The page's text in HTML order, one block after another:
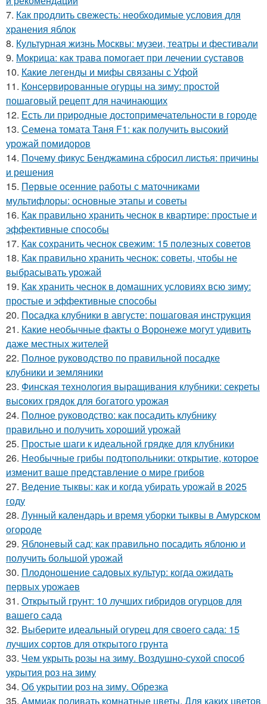
7. Как продлить свежесть: необходимые условия для
хранения яблок
8. Культурная жизнь Москвы: музеи, театры и фестивали
9. Мокрица: как трава помогает при лечении суставов
10. Какие легенды и мифы связаны с Уфой
11. Консервированные огурцы на зиму: простой
пошаговый рецепт для начинающих
12. Есть ли природные достопримечательности в городе
13. Семена томата Таня F1: как получить высокий
урожай помидоров
14. Почему фикус Бенджамина сбросил листья: причины
и решения
15. Первые осенние работы с маточниками
мультифлоры: основные этапы и советы
16. Как правильно хранить чеснок в квартире: простые и
эффективные способы
17. Как сохранить чеснок свежим: 15 полезных советов
18. Как правильно хранить чеснок: советы, чтобы не
выбрасывать урожай
19. Как хранить чеснок в домашних условиях всю зиму:
простые и эффективные способы
20. Посадка клубники в августе: пошаговая инструкция
21. Какие необычные факты о Воронеже могут удивить
даже местных жителей
22. Полное руководство по правильной посадке
клубники и земляники
23. Финская технология выращивания клубники: секреты
высоких грядок для богатого урожая
24. Полное руководство: как посадить клубнику
правильно и получить хороший урожай
25. Простые шаги к идеальной грядке для клубники
26. Необычные грибы подтопольники: открытие, которое
изменит ваше представление о мире грибов
27. Ведение тыквы: как и когда убирать урожай в 2025
году
28. Лунный календарь и время уборки тыквы в Амурском
огороде
29. Яблоневый сад: как правильно посадить яблоню и
получить большой урожай
30. Плодоношение садовых культур: когда ожидать
первых урожаев
31. Открытый грунт: 10 лучших гибридов огурцов для
вашего сада
32. Выберите идеальный огурец для своего сада: 15
лучших сортов для открытого грунта
33. Чем укрыть розы на зиму. Воздушно-сухой способ
укрытия роз на зиму
34. Об укрытии роз на зиму. Обрезка
35. Аммиак поливать комнатные цветы. Для каких цветов